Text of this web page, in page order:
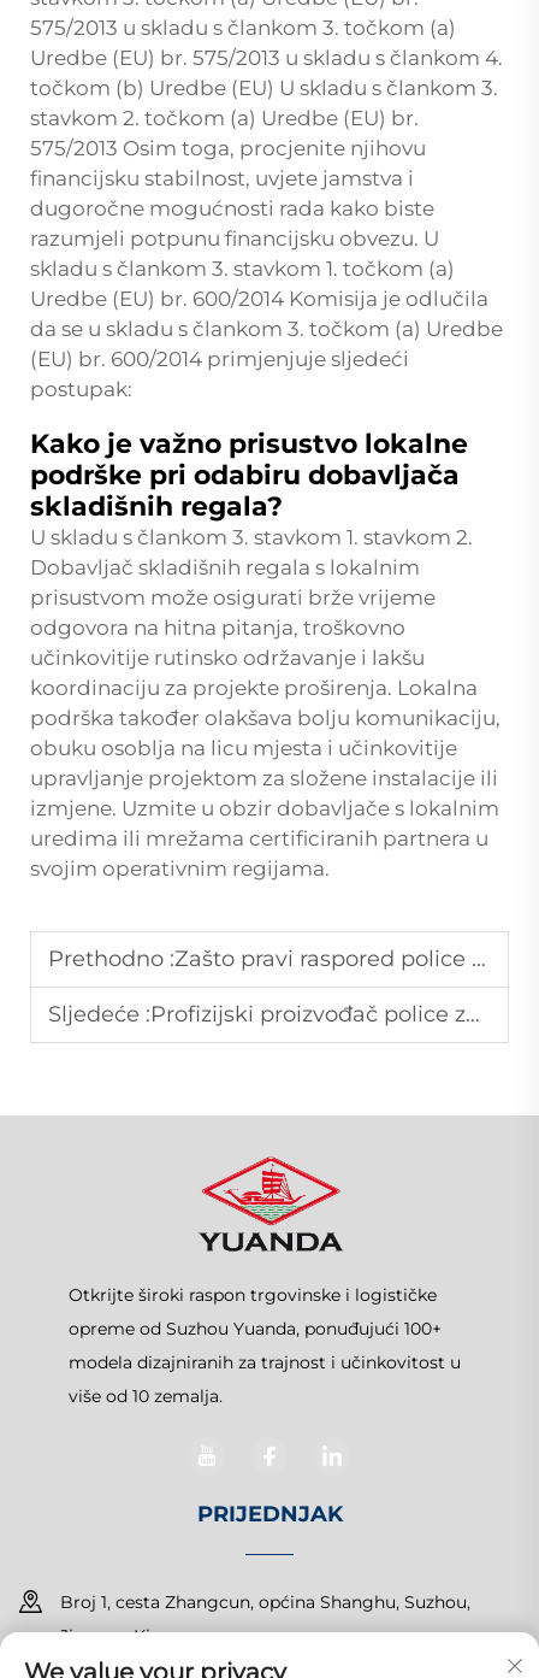
575/2013 u skladu s člankom 3. točkom (a)
Uredbe (EU) br. 575/2013 u skladu s člankom 4.
točkom (b) Uredbe (EU) U skladu s člankom 3.
stavkom 2. točkom (a) Uredbe (EU) br.
575/2013 Osim toga, procjenite njihovu
financijsku stabilnost, uvjete jamstva i
dugoročne mogućnosti rada kako biste
razumjeli potpunu financijsku obvezu. U
skladu s člankom 3. stavkom 1. točkom (a)
Uredbe (EU) br. 600/2014 Komisija je odlučila
da se u skladu s člankom 3. točkom (a) Uredbe
(EU) br. 600/2014 primjenjuje sljedeći
postupak:
Kako je važno prisustvo lokalne
podrške pri odabiru dobavljača
skladišnih regala?
U skladu s člankom 3. stavkom 1. stavkom 2.
Dobavljač skladišnih regala s lokalnim
prisustvom može osigurati brže vrijeme
odgovora na hitna pitanja, troškovno
učinkovitije rutinsko održavanje i lakšu
koordinaciju za projekte proširenja. Lokalna
podrška također olakšava bolju komunikaciju,
obuku osoblja na licu mjesta i učinkovitije
upravljanje projektom za složene instalacije ili
izmjene. Uzmite u obzir dobavljače s lokalnim
uredima ili mrežama certificiranih partnera u
svojim operativnim regijama.
Prethodno :Zašto pravi raspored police u supermarketu može povećati impulzivnu kupovinu.
Sljedeće :Profizijski proizvođač police za supermarket za moderne maloprodajne prostore
Otkrijte široki raspon trgovinske i logističke
opreme od Suzhou Yuanda, ponuđujući 100+
modela dizajniranih za trajnost i učinkovitost u
više od 10 zemalja.
PRIJEDNJAK
Broj 1, cesta Zhangcun, općina Shanghu, Suzhou,
Jiangsu, Kina
We value your privacy